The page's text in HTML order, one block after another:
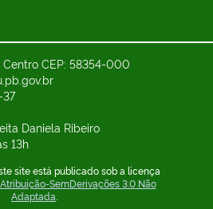
Centro CEP: 58354-000
Daniela Ribeiro
13h
site está publicado sob a licença
SemDerivações 3.0 Não
Adaptada